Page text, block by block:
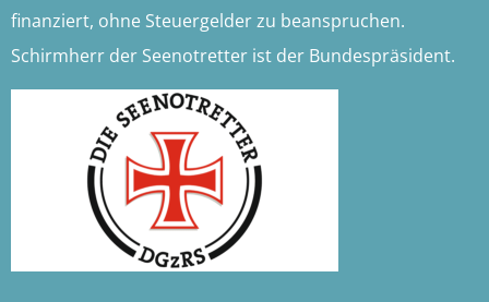
finanziert, ohne Steuergelder zu beanspruchen.
Schirmherr der Seenotretter ist der Bundespräsident.